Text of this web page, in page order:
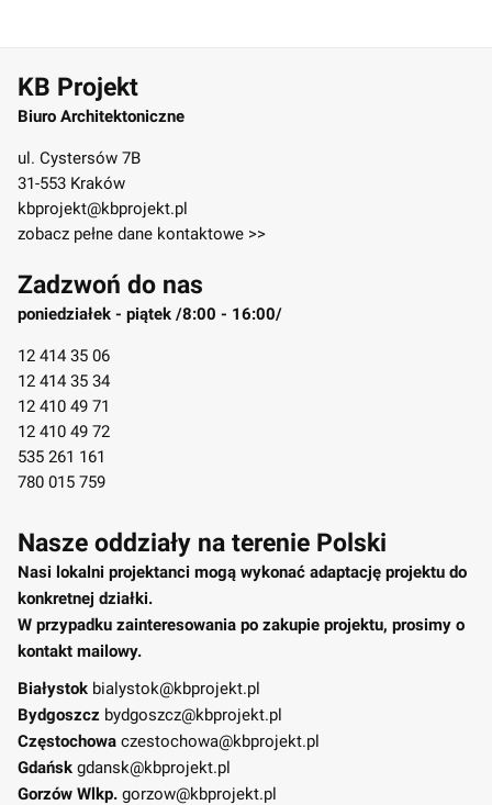
KB Projekt
Biuro Architektoniczne
ul. Cystersów 7B
31-553 Kraków
kbprojekt@kbprojekt.pl
zobacz pełne dane kontaktowe >>
Zadzwoń do nas
poniedziałek - piątek /8:00 - 16:00/
12 414 35 06
12 414 35 34
12 410 49 71
12 410 49 72
535 261 161
780 015 759
Nasze oddziały na terenie Polski
Nasi lokalni projektanci mogą wykonać adaptację projektu do
konkretnej działki.
W przypadku zainteresowania po zakupie projektu, prosimy o
kontakt mailowy.
Białystok bialystok@kbprojekt.pl
Bydgoszcz bydgoszcz@kbprojekt.pl
Częstochowa czestochowa@kbprojekt.pl
Gdańsk gdansk@kbprojekt.pl
Gorzów Wlkp. gorzow@kbprojekt.pl